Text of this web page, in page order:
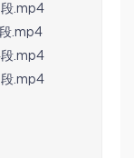
.mp4
.mp4
.mp4
.mp4